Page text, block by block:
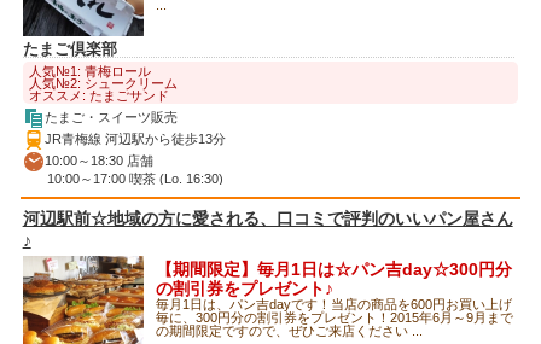
たまご倶楽部
人気№1: 青梅ロール
人気№2: シュークリーム
オススメ: たまごサンド
たまご・スイーツ販売
JR青梅線 河辺駅から徒歩13分
10:00～18:30 店舗
10:00～17:00 喫茶 (Lo. 16:30)
河辺駅前☆地域の方に愛される、口コミで評判のいいパン屋さん
♪
【期間限定】毎月1日は☆パン吉day☆300円分
の割引券をプレゼント♪
毎月1日は、パン吉dayです！当店の商品を600円お買い上げ
毎に、300円分の割引券をプレゼント！2015年6月～9月まで
の期間限定ですので、ぜひご来店ください ...